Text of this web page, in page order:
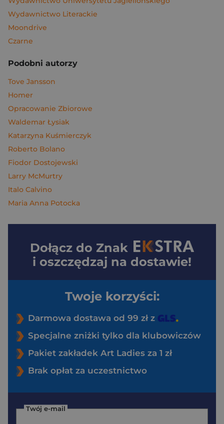
Wydawnictwo Literackie
Moondrive
Czarne
Podobni autorzy
Tove Jansson
Homer
Opracowanie Zbiorowe
Waldemar Łysiak
Katarzyna Kuśmierczyk
Roberto Bolano
Fiodor Dostojewski
Larry McMurtry
Italo Calvino
Maria Anna Potocka
Dołącz do Znak
i oszczędzaj na dostawie!
Twoje korzyści:
Darmowa dostawa od 99 zł z
Specjalne zniżki tylko dla klubowiczów
Pakiet zakładek Art Ladies za 1 zł
Brak opłat za uczestnictwo
Twój e-mail